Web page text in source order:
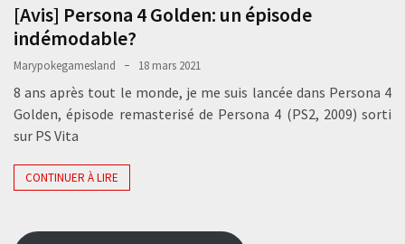
[Avis] Persona 4 Golden: un épisode
indémodable?
Marypokegamesland 18 mars 2021
8 ans après tout le monde, je me suis lancée dans Persona 4
Golden, épisode remasterisé de Persona 4 (PS2, 2009) sorti
sur PS Vita
CONTINUER À LIRE